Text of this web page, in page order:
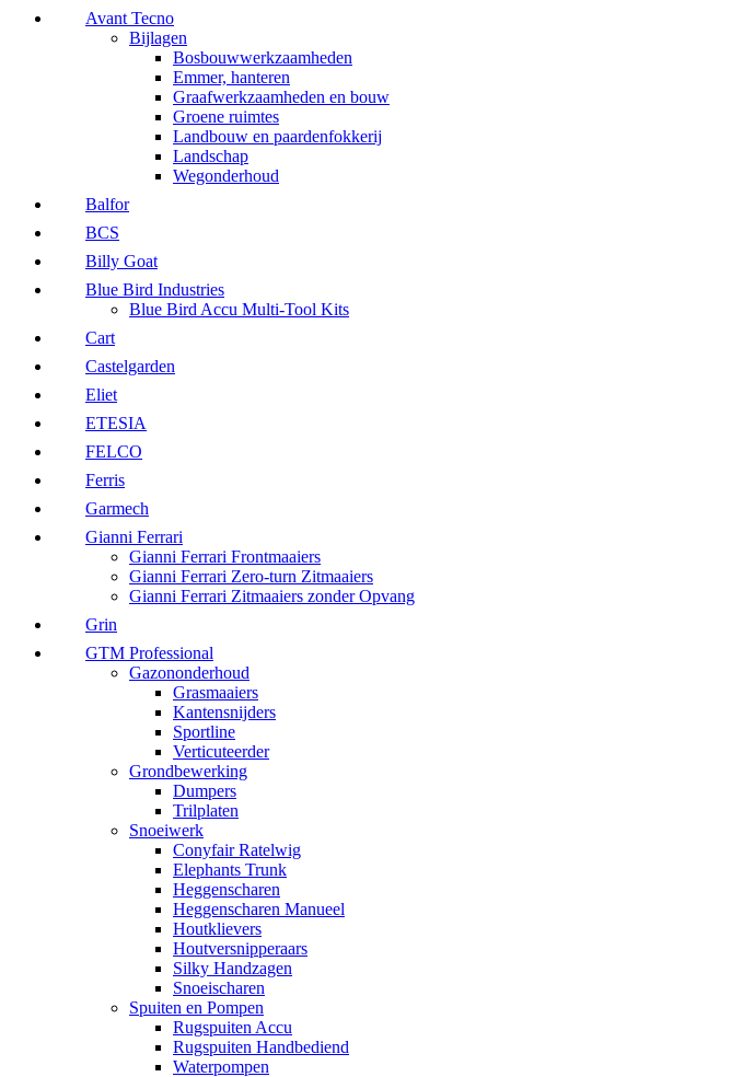
Avant Tecno
Bijlagen
Bosbouwwerkzaamheden
Emmer, hanteren
Graafwerkzaamheden en bouw
Groene ruimtes
Landbouw en paardenfokkerij
Landschap
Wegonderhoud
Balfor
BCS
Billy Goat
Blue Bird Industries
Blue Bird Accu Multi-Tool Kits
Cart
Castelgarden
Eliet
ETESIA
FELCO
Ferris
Garmech
Gianni Ferrari
Gianni Ferrari Frontmaaiers
Gianni Ferrari Zero-turn Zitmaaiers
Gianni Ferrari Zitmaaiers zonder Opvang
Grin
GTM Professional
Gazononderhoud
Grasmaaiers
Kantensnijders
Sportline
Verticuteerder
Grondbewerking
Dumpers
Trilplaten
Snoeiwerk
Conyfair Ratelwig
Elephants Trunk
Heggenscharen
Heggenscharen Manueel
Houtklievers
Houtversnipperaars
Silky Handzagen
Snoeischaren
Spuiten en Pompen
Rugspuiten Accu
Rugspuiten Handbediend
Waterpompen